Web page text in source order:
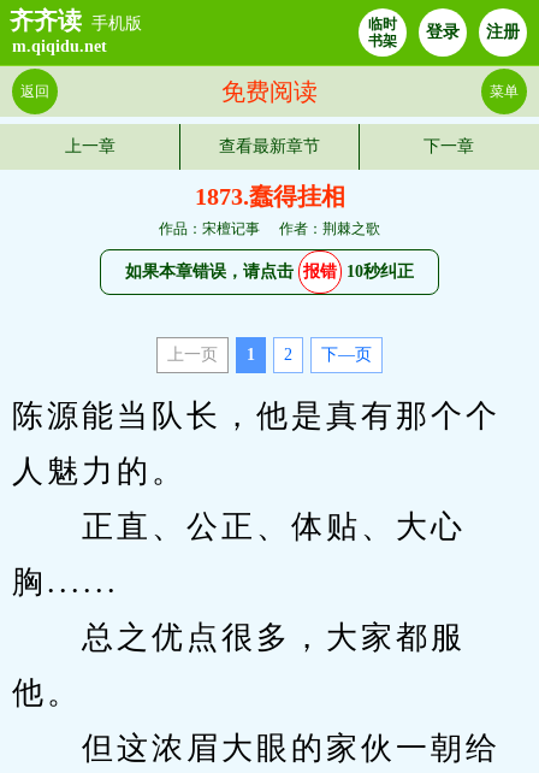
齐齐读 手机版
m.qiqidu.net
临时
书架
登录 注册
免费阅读
返回 菜单
上一章 查看最新章节 下一章
1873.蠢得挂相
作品：宋檀记事 作者：荆棘之歌
如果本章错误，请点击 报错 10秒纠正
上一页 1 2 下—页
陈源能当队长，他是真有那个个
人魅力的。
正直、公正、体贴、大心
胸......
总之优点很多，大家都服
他。
但这浓眉大眼的家伙一朝给